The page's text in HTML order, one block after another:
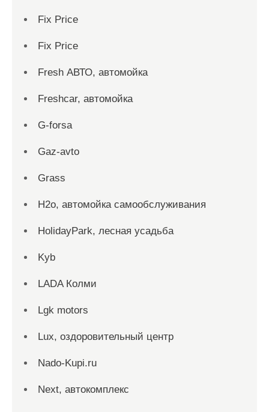
Fix Price
Fix Price
Fresh АВТО, автомойка
Freshcar, автомойка
G-forsa
Gaz-avto
Grass
H2o, автомойка самообслуживания
HolidayPark, лесная усадьба
Kyb
LADA Колми
Lgk motors
Lux, оздоровительный центр
Nado-Kupi.ru
Next, автокомплекс